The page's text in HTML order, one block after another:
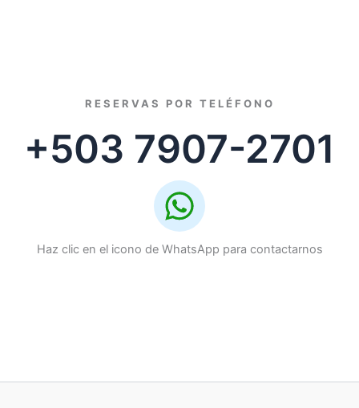
RESERVAS POR TELÉFONO
+503 7907-2701
Haz clic en el icono de WhatsApp para contactarnos